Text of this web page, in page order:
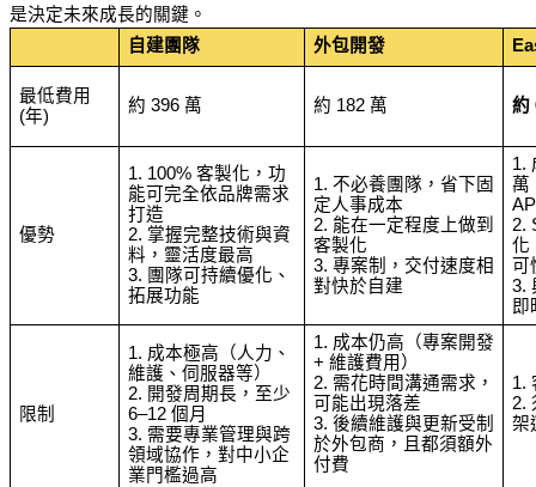
是決定未來成長的關鍵。
自建團隊
外包開發
最低費用
(年)
約 396 萬 約 182 萬 約
優勢
1. 100% 客製化，功
能可完全依品牌需求
打造
2. 掌握完整技術與資
料，靈活度最高
3. 團隊可持續優化、
拓展功能
1. 不必養團隊，省下固
定人事成本
2. 能在一定程度上做到
客製化
3. 專案制，交付速度相
對快於自建
1.
萬
2.
化
可
3.
即
限制
1. 成本極高（人力、
維護、伺服器等）
2. 開發周期長，至少
6–12 個月
3. 需要專業管理與跨
領域協作，對中小企
業門檻過高
1. 成本仍高（專案開發
+ 維護費用）
2. 需花時間溝通需求，
可能出現落差
3. 後續維護與更新受制
於外包商，且都須額外
付費
1.
2.
架